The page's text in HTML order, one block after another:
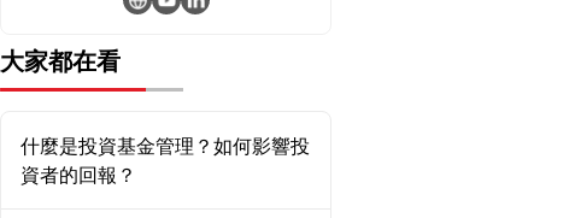
大家都在看
什麼是投資基金管理？如何影響投
資者的回報？